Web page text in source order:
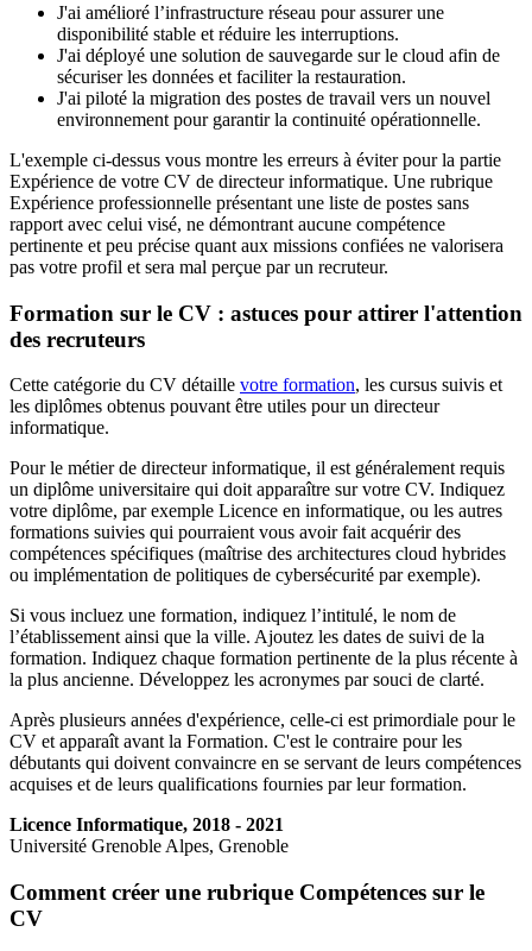
J'ai amélioré l’infrastructure réseau pour assurer une
disponibilité stable et réduire les interruptions.
J'ai déployé une solution de sauvegarde sur le cloud afin de
sécuriser les données et faciliter la restauration.
J'ai piloté la migration des postes de travail vers un nouvel
environnement pour garantir la continuité opérationnelle.
L'exemple ci-dessus vous montre les erreurs à éviter pour la partie
Expérience de votre CV de directeur informatique. Une rubrique
Expérience professionnelle présentant une liste de postes sans
rapport avec celui visé, ne démontrant aucune compétence
pertinente et peu précise quant aux missions confiées ne valorisera
pas votre profil et sera mal perçue par un recruteur.
Formation sur le CV : astuces pour attirer l'attention
des recruteurs
Cette catégorie du CV détaille votre formation, les cursus suivis et
les diplômes obtenus pouvant être utiles pour un directeur
informatique.
Pour le métier de directeur informatique, il est généralement requis
un diplôme universitaire qui doit apparaître sur votre CV. Indiquez
votre diplôme, par exemple Licence en informatique, ou les autres
formations suivies qui pourraient vous avoir fait acquérir des
compétences spécifiques (maîtrise des architectures cloud hybrides
ou implémentation de politiques de cybersécurité par exemple).
Si vous incluez une formation, indiquez l’intitulé, le nom de
l’établissement ainsi que la ville. Ajoutez les dates de suivi de la
formation. Indiquez chaque formation pertinente de la plus récente à
la plus ancienne. Développez les acronymes par souci de clarté.
Après plusieurs années d'expérience, celle-ci est primordiale pour le
CV et apparaît avant la Formation. C'est le contraire pour les
débutants qui doivent convaincre en se servant de leurs compétences
acquises et de leurs qualifications fournies par leur formation.
Licence Informatique, 2018 - 2021
Université Grenoble Alpes, Grenoble
Comment créer une rubrique Compétences sur le
CV